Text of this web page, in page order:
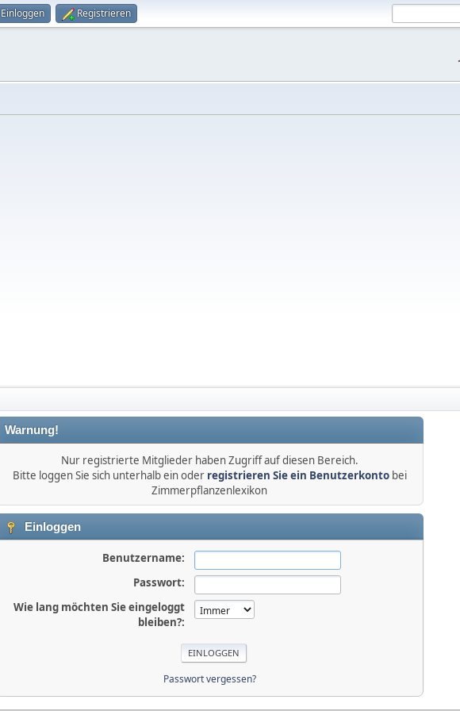
Einloggen Registrieren
Warnung!
Nur registrierte Mitglieder haben Zugriff auf diesen Bereich.
Bitte loggen Sie sich unterhalb ein oder registrieren Sie ein Benutzerkontobei
Zimmerpflanzenlexikon
Einloggen
Benutzername:
Passwort:
Wie lang möchten Sie eingeloggt
bleiben?:
Passwort vergessen?